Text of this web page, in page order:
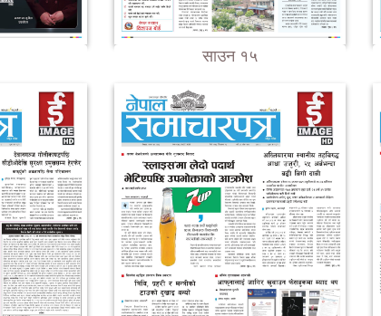
साउन १५